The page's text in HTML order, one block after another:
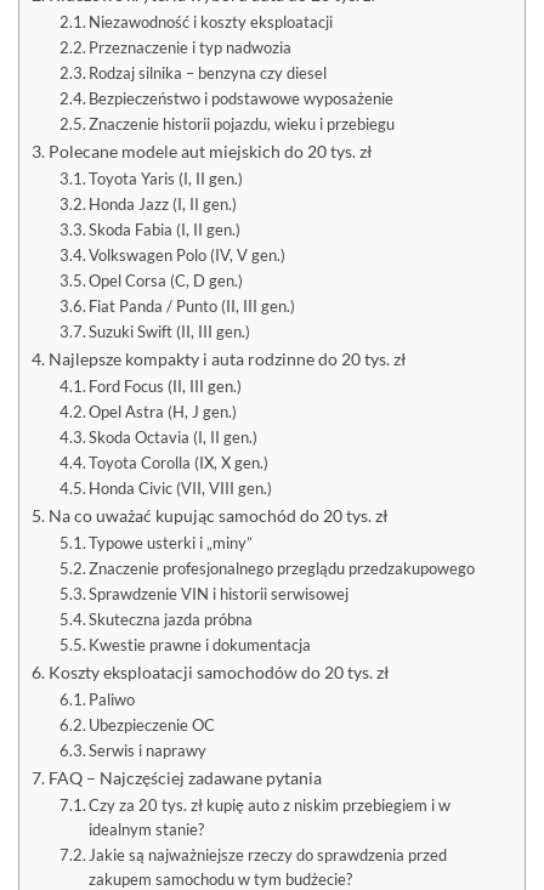
Niezawodność i koszty eksploatacji
Przeznaczenie i typ nadwozia
Rodzaj silnika – benzyna czy diesel
Bezpieczeństwo i podstawowe wyposażenie
Znaczenie historii pojazdu, wieku i przebiegu
Polecane modele aut miejskich do 20 tys. zł
Toyota Yaris (I, II gen.)
Honda Jazz (I, II gen.)
Skoda Fabia (I, II gen.)
Volkswagen Polo (IV, V gen.)
Opel Corsa (C, D gen.)
Fiat Panda / Punto (II, III gen.)
Suzuki Swift (II, III gen.)
Najlepsze kompakty i auta rodzinne do 20 tys. zł
Ford Focus (II, III gen.)
Opel Astra (H, J gen.)
Skoda Octavia (I, II gen.)
Toyota Corolla (IX, X gen.)
Honda Civic (VII, VIII gen.)
Na co uważać kupując samochód do 20 tys. zł
Typowe usterki i „miny”
Znaczenie profesjonalnego przeglądu przedzakupowego
Sprawdzenie VIN i historii serwisowej
Skuteczna jazda próbna
Kwestie prawne i dokumentacja
Koszty eksploatacji samochodów do 20 tys. zł
Paliwo
Ubezpieczenie OC
Serwis i naprawy
FAQ – Najczęściej zadawane pytania
Czy za 20 tys. zł kupię auto z niskim przebiegiem i w
idealnym stanie?
Jakie są najważniejsze rzeczy do sprawdzenia przed
zakupem samochodu w tym budżecie?